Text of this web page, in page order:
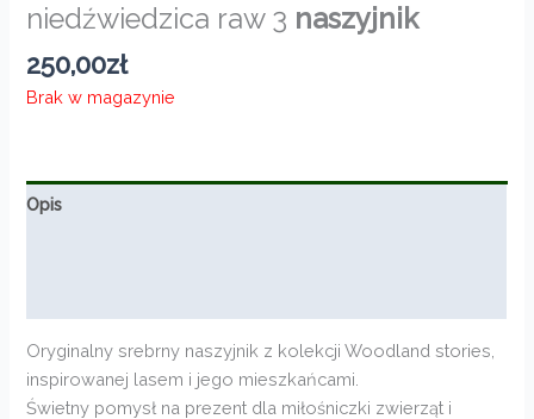
niedźwiedzica raw 3 naszyjnik
250,00zł
Brak w magazynie
Opis
Oryginalny srebrny naszyjnik z kolekcji Woodland stories,
inspirowanej lasem i jego mieszkańcami.
Świetny pomysł na prezent dla miłośniczki zwierząt i